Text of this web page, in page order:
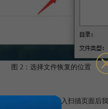
图 2：选择文件恢复的位置
夹进行扫描。在进入扫描页面后